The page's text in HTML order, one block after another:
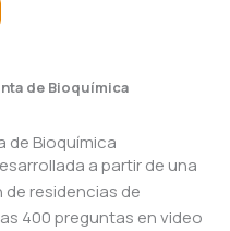
de Bioquímica
de Bioquímica
a partir de una
residencias de
400 preguntas en video